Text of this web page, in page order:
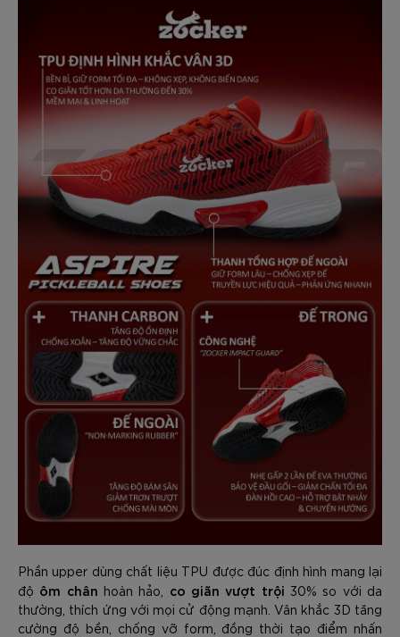
Phần upper dùng chất liệu TPU được đúc định hình mang lại
độ ôm chân hoàn hảo, co giãn vượt trội 30% so với da
thường, thích ứng với mọi cử động mạnh. Vân khắc 3D tăng
cường độ bền, chống vỡ form, đồng thời tạo điểm nhấn